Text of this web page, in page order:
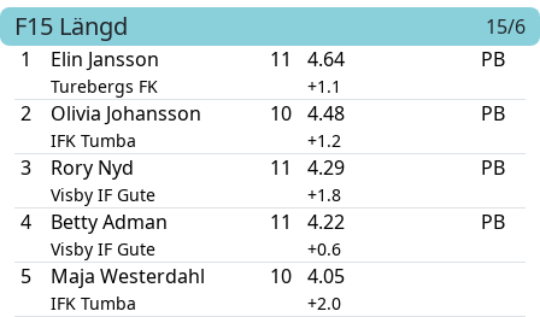
F15 Längd
15/6
1
Elin Jansson
Turebergs FK
11 4.64
+1.1
PB
2 Olivia Johansson
IFK Tumba
10 4.48
+1.2
PB
3 Rory Nyd
Visby IF Gute
11 4.29
+1.8
PB
4 Betty Adman
Visby IF Gute
11 4.22
+0.6
PB
5 Maja Westerdahl
IFK Tumba
10 4.05
+2.0